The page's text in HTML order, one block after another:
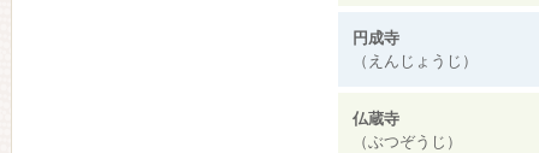
円成寺
（えんじょうじ）
仏蔵寺
（ぶつぞうじ）